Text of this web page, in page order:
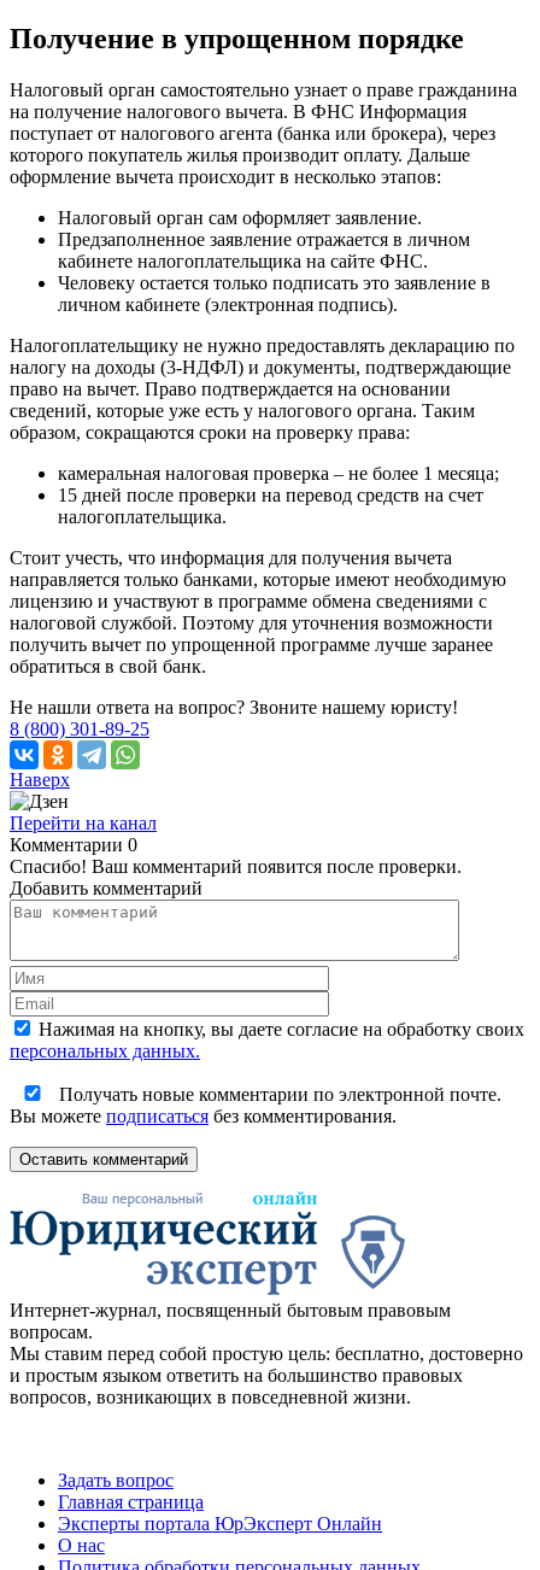
Получение в упрощенном порядке
Налоговый орган самостоятельно узнает о праве гражданина
на получение налогового вычета. В ФНС Информация
поступает от налогового агента (банка или брокера), через
которого покупатель жилья производит оплату. Дальше
оформление вычета происходит в несколько этапов:
Налоговый орган сам оформляет заявление.
Предзаполненное заявление отражается в личном
кабинете налогоплательщика на сайте ФНС.
Человеку остается только подписать это заявление в
личном кабинете (электронная подпись).
Налогоплательщику не нужно предоставлять декларацию по
налогу на доходы (3-НДФЛ) и документы, подтверждающие
право на вычет. Право подтверждается на основании
сведений, которые уже есть у налогового органа. Таким
образом, сокращаются сроки на проверку права:
камеральная налоговая проверка – не более 1 месяца;
15 дней после проверки на перевод средств на счет
налогоплательщика.
Стоит учесть, что информация для получения вычета
направляется только банками, которые имеют необходимую
лицензию и участвуют в программе обмена сведениями с
налоговой службой. Поэтому для уточнения возможности
получить вычет по упрощенной программе лучше заранее
обратиться в свой банк.
Не нашли ответа на вопрос? Звоните нашему юристу!
8 (800) 301-89-25
Наверх
Перейти на канал
Комментарии 0
Спасибо! Ваш комментарий появится после проверки.
Добавить комментарий
Нажимая на кнопку, вы даете согласие на обработку своих
персональных данных.
Получать новые комментарии по электронной почте.
Вы можете подписаться без комментирования.
Оставить комментарий
Интернет-журнал, посвященный бытовым правовым
вопросам.
Мы ставим перед собой простую цель: бесплатно, достоверно
и простым языком ответить на большинство правовых
вопросов, возникающих в повседневной жизни.
Задать вопрос
Главная страница
Эксперты портала ЮрЭксперт Онлайн
О нас